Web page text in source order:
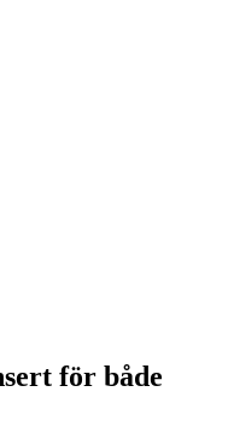
för både